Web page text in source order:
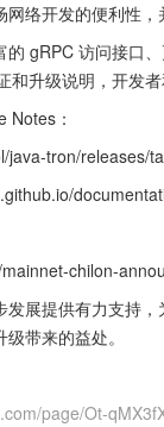
络开发的便利性
gRPC 访问接口
和升级说明，开发
Notes：
tron/releases/
chilon-
展提供有力支持
带来的益处。
page/Ot-